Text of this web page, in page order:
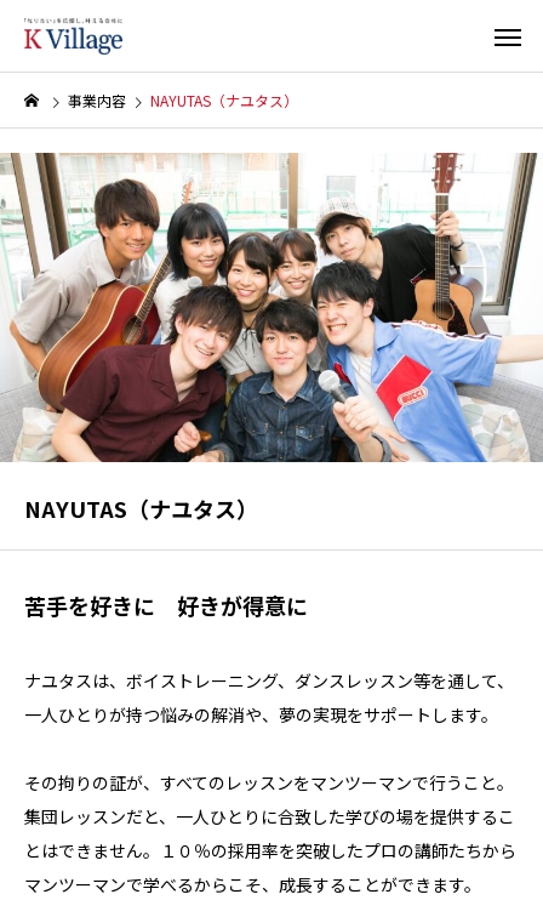
事業内容 NAYUTAS（ナユタス）
NAYUTAS（ナユタス）
苦手を好きに 好きが得意に
ナユタスは、ボイストレーニング、ダンスレッスン等を通して、
一人ひとりが持つ悩みの解消や、夢の実現をサポートします。
その拘りの証が、すべてのレッスンをマンツーマンで行うこと。
集団レッスンだと、一人ひとりに合致した学びの場を提供するこ
とはできません。１０％の採用率を突破したプロの講師たちから
マンツーマンで学べるからこそ、成長することができます。